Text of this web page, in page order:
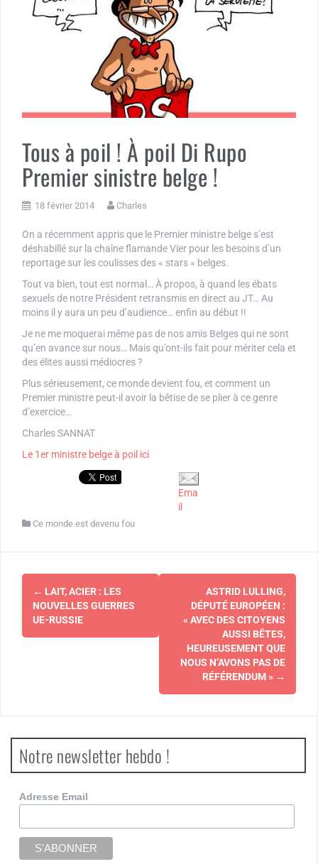
Tous à poil ! À poil Di Rupo
Premier sinistre belge !
18 février 2014 Charles
On a récemment appris que le Premier ministre belge s’est
déshabillé sur la chaîne flamande Vier pour les besoins d’un
reportage sur les coulisses des « stars » belges.
Tout va bien, tout est normal… À propos, à quand les ébats
sexuels de notre Président retransmis en direct au JT… Au
moins il y aura un peu d’audience… enfin au début !!
Je ne me moquerai même pas de nos amis Belges qui ne sont
qu’en avance sur nous… Mais qu’ont-ils fait pour mériter cela et
des élites aussi médiocres ?
Plus sérieusement, ce monde devient fou, et comment un
Premier ministre peut-il avoir la bêtise de se plier à ce genre
d’exercice…
Charles SANNAT
Le 1er ministre belge à poil ici
Ema
il
Ce monde est devenu fou
Navigation
d'article
← LAIT, ACIER : LES
NOUVELLES GUERRES
UE-RUSSIE
ASTRID LULLING,
DÉPUTÉ EUROPÉEN :
« AVEC DES CITOYENS
AUSSI BÊTES,
HEUREUSEMENT QUE
NOUS N’AVONS PAS DE
RÉFÉRENDUM » →
Notre newsletter hebdo !
Adresse Email